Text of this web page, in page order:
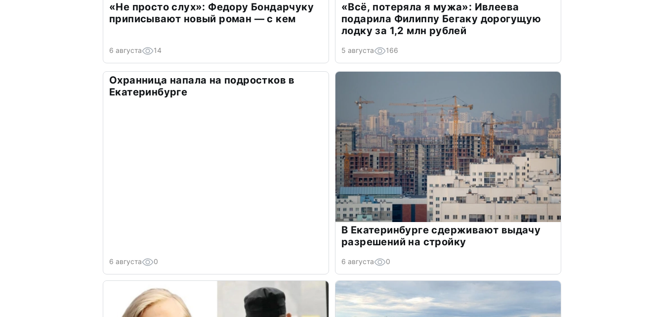
«Не просто слух»: Федору Бондарчуку
приписывают новый роман — с кем
6 августа 14
«Всё, потеряла я мужа»: Ивлеева
подарила Филиппу Бегаку дорогущую
лодку за 1,2 млн рублей
5 августа 166
Охранница напала на подростков в
Екатеринбурге
6 августа 0
В Екатеринбурге сдерживают выдачу
разрешений на стройку
6 августа 0